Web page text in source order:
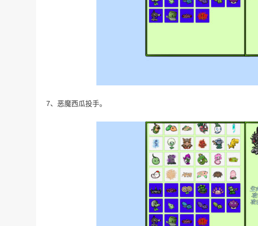
7、恶魔西瓜投手。